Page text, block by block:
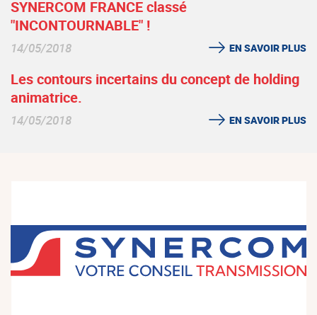
SYNERCOM FRANCE classé
"INCONTOURNABLE" !
14/05/2018 EN SAVOIR PLUS
Les contours incertains du concept de holding
animatrice.
14/05/2018 EN SAVOIR PLUS